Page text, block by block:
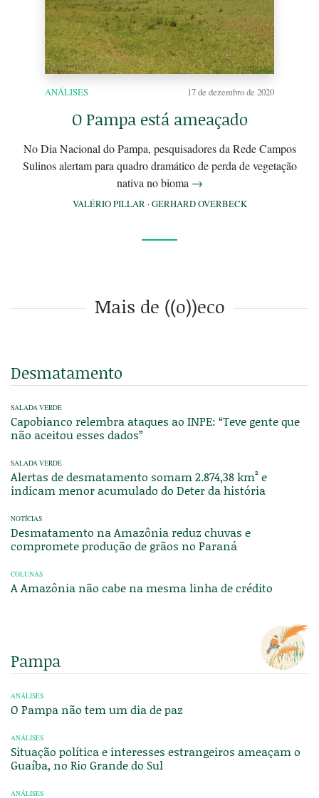
ANÁLISES 17 de dezembro de 2020
O Pampa está ameaçado
No Dia Nacional do Pampa, pesquisadores da Rede Campos
Sulinos alertam para quadro dramático de perda de vegetação
nativa no bioma →
VALÉRIO PILLAR·GERHARD OVERBECK
Mais de ((o))eco
Desmatamento
SALADA VERDE
Capobianco relembra ataques ao INPE: “Teve gente que
não aceitou esses dados”
SALADA VERDE
Alertas de desmatamento somam 2.874,38 km² e
indicam menor acumulado do Deter da história
NOTÍCIAS
Desmatamento na Amazônia reduz chuvas e
compromete produção de grãos no Paraná
COLUNAS
A Amazônia não cabe na mesma linha de crédito
Pampa
ANÁLISES
O Pampa não tem um dia de paz
ANÁLISES
Situação política e interesses estrangeiros ameaçam o
Guaíba, no Rio Grande do Sul
ANÁLISES